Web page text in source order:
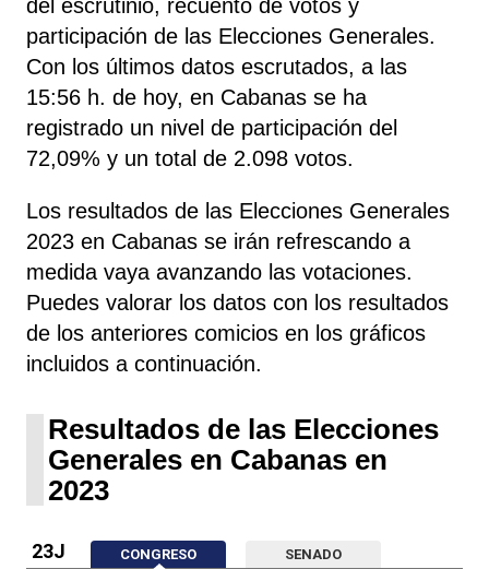
del escrutinio, recuento de votos y
participación de las Elecciones Generales.
Con los últimos datos escrutados, a las
15:56 h. de hoy, en Cabanas se ha
registrado un nivel de participación del
72,09% y un total de 2.098 votos.
Los resultados de las Elecciones Generales
2023 en Cabanas se irán refrescando a
medida vaya avanzando las votaciones.
Puedes valorar los datos con los resultados
de los anteriores comicios en los gráficos
incluidos a continuación.
Resultados de las Elecciones
Generales en Cabanas en
2023
23J CONGRESO SENADO